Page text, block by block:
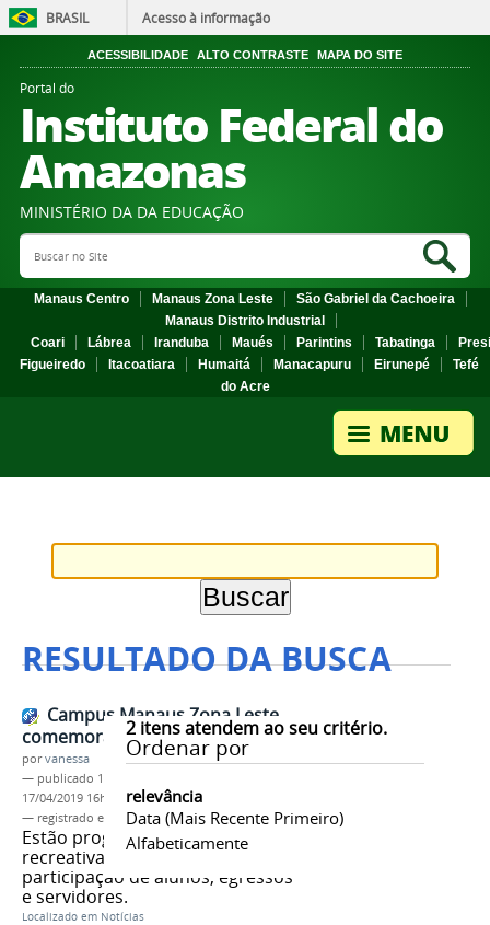
BRASIL Acesso à informação
ACESSIBILIDADE ALTO CONTRASTE MAPA DO SITE
Portal do
Instituto Federal do
Amazonas
MINISTÉRIO DA DA EDUCAÇÃO
Search Site
Manaus Centro Manaus Zona Leste
São Gabriel da Cachoeira
Manaus Distrito Industrial
Coari
Lábrea Iranduba Maués Parintins Tabatinga
Figueiredo
Itacoatiara Humaitá Manacapuru Eirunepé
Tefé
do Acre
RESULTADO DA BUSCA
2itens atendem ao seu critério.
Ordenar por
relevância
Data (mais Recente Primeiro)
Alfabeticamente
Campus Manaus Zona Leste
comemora 78 anos
porvanessa
— publicado 17/04/2019
17/04/2019 16h30
— registrado em:
IFAM,IFAM CMZL,78 Anos CMZL
Estão programadas atividades
recreativas e desportivas com a
participação de alunos, egressos
e servidores.
Localizado em Notícias